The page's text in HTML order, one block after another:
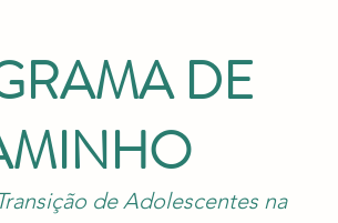
DE
de Adolescentes na